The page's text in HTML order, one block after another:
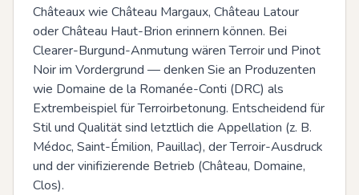
Châteaux wie Château Margaux, Château Latour
oder Château Haut-Brion erinnern können. Bei
Clearer-Burgund-Anmutung wären Terroir und Pinot
Noir im Vordergrund — denken Sie an Produzenten
wie Domaine de la Romanée-Conti (DRC) als
Extrembeispiel für Terroirbetonung. Entscheidend für
Stil und Qualität sind letztlich die Appellation (z. B.
Médoc, Saint-Émilion, Pauillac), der Terroir-Ausdruck
und der vinifizierende Betrieb (Château, Domaine,
Clos).